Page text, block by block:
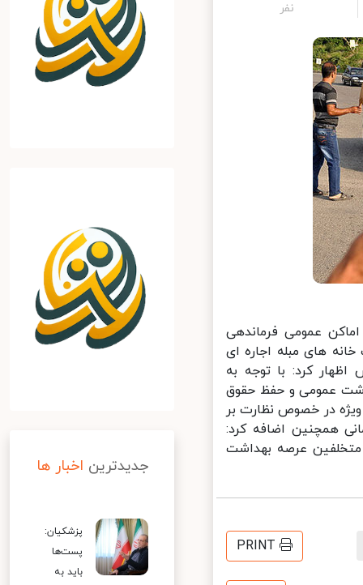
نفر
پلیس اماکن عمومی فرماندهی
های مبله اجاره ای
کرد: با توجه به
عمومی و حفظ حقوق
در خصوص نظارت بر
همچنین اضافه کرد:
عرصه بهداشت
PRINT
جدیدترین اخبار ها
پزشکیان:
پست‌ها
باید به